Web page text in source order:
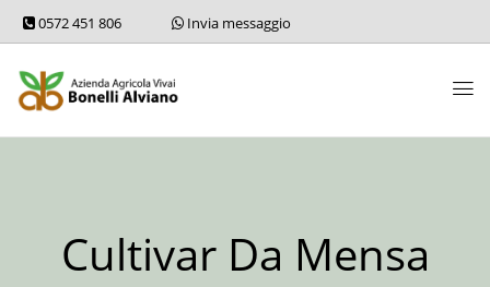
0572 451 806 Invia messaggio
Cultivar Da Mensa